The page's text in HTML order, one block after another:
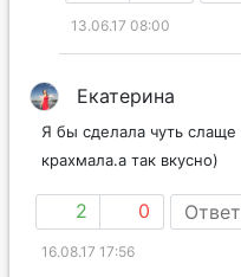
13.06.17 08:00
Екатерина
Я бы сделала чуть
крахмала.а так вкусно)
2 0
16.08.17 17:56